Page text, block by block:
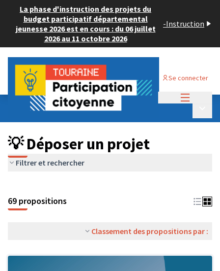
La phase d'instruction des projets du
budget participatif départemental
jeunesse 2026 est en cours : du 06 juillet
2026 au 11 octobre 2026
-Instruction
Se connecter
Budget Participatif ADULTE 2024
💡 Déposer un projet
💡 Déposer un projet
Filtrer et rechercher
69 propositions
Classement des propositions par :